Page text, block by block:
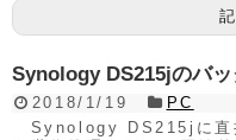
Synology DS215jのバッ
2018/1/19
PC
Synology DS215jに直